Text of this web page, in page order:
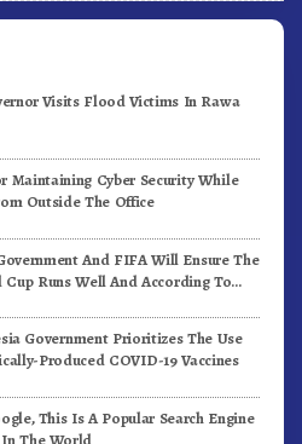
Visits Flood Victims In Rawa
Maintaining Cyber Security While
Outside The Office
And FIFA Will Ensure The
Runs Well And According To
Government Prioritizes The Use
Produced COVID-19 Vaccines
This Is A Popular Search Engine
The World